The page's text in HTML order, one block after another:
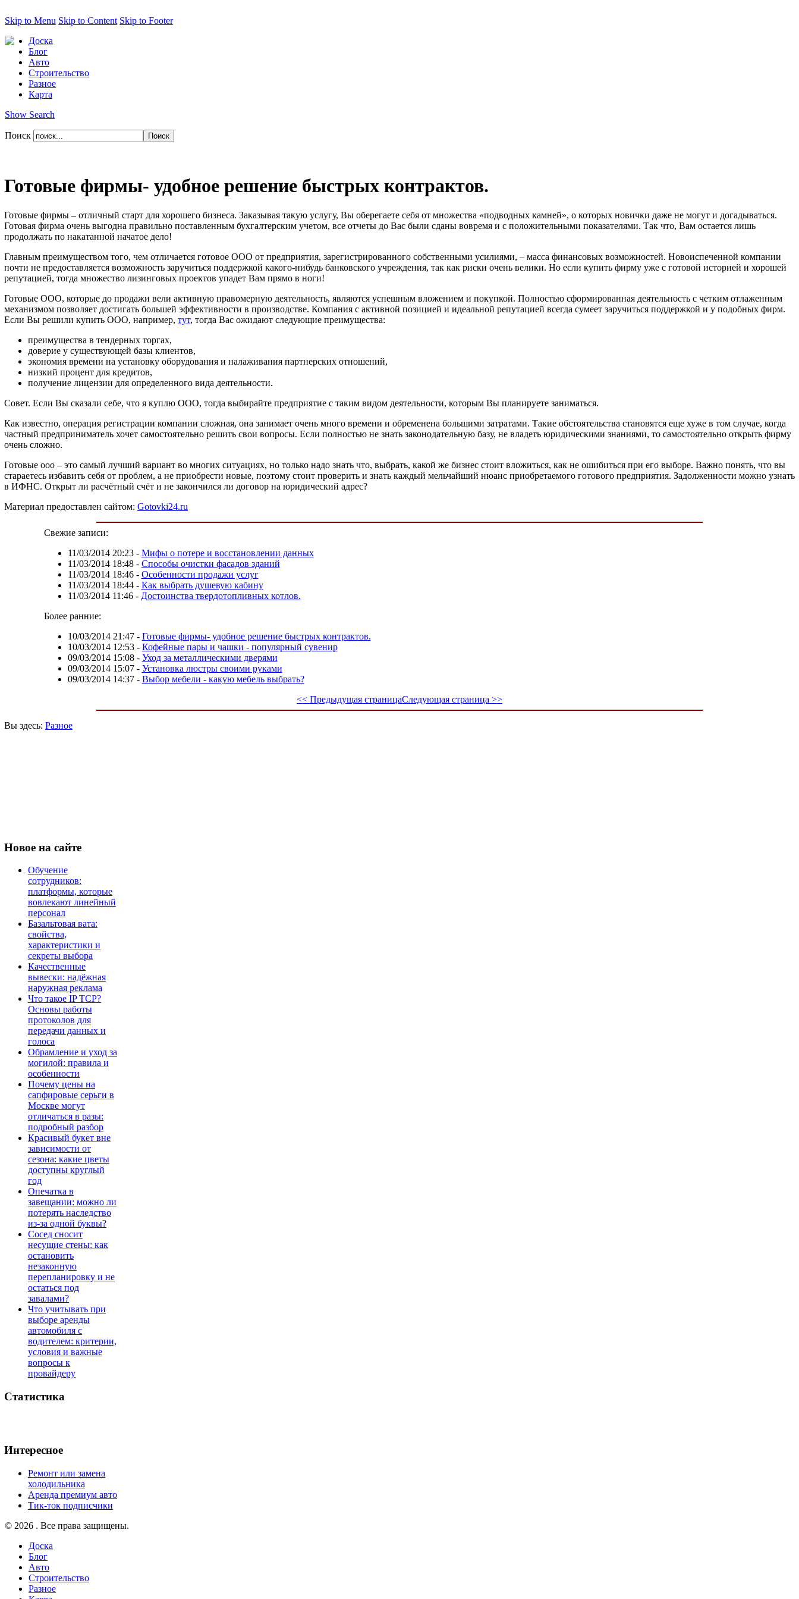
Skip to Menu Skip to Content Skip to Footer
Доска
Блог
Авто
Строительство
Разное
Карта
Show Search
Поиск
Готовые фирмы- удобное решение быстрых контрактов.
Готовые фирмы – отличный старт для хорошего бизнеса. Заказывая такую услугу, Вы оберегаете себя от множества «подводных камней», о которых новички даже не могут и догадываться.
Готовая фирма очень выгодна правильно поставленным бухгалтерским учетом, все отчеты до Вас были сданы вовремя и с положительными показателями. Так что, Вам остается лишь
продолжать по накатанной начатое дело!
Главным преимуществом того, чем отличается готовое ООО от предприятия, зарегистрированного собственными усилиями, – масса финансовых возможностей. Новоиспеченной компании
почти не предоставляется возможность заручиться поддержкой какого-нибудь банковского учреждения, так как риски очень велики. Но если купить фирму уже с готовой историей и хорошей
репутацией, тогда множество лизинговых проектов упадет Вам прямо в ноги!
Готовые ООО, которые до продажи вели активную правомерную деятельность, являются успешным вложением и покупкой. Полностью сформированная деятельность с четким отлаженным
механизмом позволяет достигать большей эффективности в производстве. Компания с активной позицией и идеальной репутацией всегда сумеет заручиться поддержкой и у подобных фирм.
Если Вы решили купить ООО, например, тут, тогда Вас ожидают следующие преимущества:
преимущества в тендерных торгах,
доверие у существующей базы клиентов,
экономия времени на установку оборудования и налаживания партнерских отношений,
низкий процент для кредитов,
получение лицензии для определенного вида деятельности.
Совет. Если Вы сказали себе, что я куплю ООО, тогда выбирайте предприятие с таким видом деятельности, которым Вы планируете заниматься.
Как известно, операция регистрации компании сложная, она занимает очень много времени и обременена большими затратами. Такие обстоятельства становятся еще хуже в том случае, когда
частный предприниматель хочет самостоятельно решить свои вопросы. Если полностью не знать законодательную базу, не владеть юридическими знаниями, то самостоятельно открыть фирму
очень сложно.
Готовые ооо – это самый лучший вариант во многих ситуациях, но только надо знать что, выбрать, какой же бизнес стоит вложиться, как не ошибиться при его выборе. Важно понять, что вы
стараетесь избавить себя от проблем, а не приобрести новые, поэтому стоит проверить и знать каждый мельчайший нюанс приобретаемого готового предприятия. Задолженности можно узнать
в ИФНС. Открыт ли расчётный счёт и не закончился ли договор на юридический адрес?
Материал предоставлен сайтом: Gotovki24.ru
Свежие записи:
11/03/2014 20:23- Мифы о потере и восстановлении данных
11/03/2014 18:48- Способы очистки фасадов зданий
11/03/2014 18:46- Особенности продажи услуг
11/03/2014 18:44- Как выбрать душевую кабину
11/03/2014 11:46- Достоинства твердотопливных котлов.
Более ранние:
10/03/2014 21:47- Готовые фирмы- удобное решение быстрых контрактов.
10/03/2014 12:53- Кофейные пары и чашки - популярный сувенир
09/03/2014 15:08- Уход за металлическими дверями
09/03/2014 15:07- Установка люстры своими руками
09/03/2014 14:37- Выбор мебели - какую мебель выбрать?
<< Предыдущая страницаСледующая страница >>
Вы здесь: Разное
Новое на сайте
Обучение
сотрудников:
платформы, которые
вовлекают линейный
персонал
Базальтовая вата:
свойства,
характеристики и
секреты выбора
Качественные
вывески: надёжная
наружная реклама
Что такое IP TCP?
Основы работы
протоколов для
передачи данных и
голоса
Обрамление и уход за
могилой: правила и
особенности
Почему цены на
сапфировые серьги в
Москве могут
отличаться в разы:
подробный разбор
Красивый букет вне
зависимости от
сезона: какие цветы
доступны круглый
год
Опечатка в
завещании: можно ли
потерять наследство
из-за одной буквы?
Сосед сносит
несущие стены: как
остановить
незаконную
перепланировку и не
остаться под
завалами?
Что учитывать при
выборе аренды
автомобиля с
водителем: критерии,
условия и важные
вопросы к
провайдеру
Статистика
Интересное
Ремонт или замена
холодильника
Аренда премиум авто
Тик-ток подписчики
© 2026 . Все права защищены.
Доска
Блог
Авто
Строительство
Разное